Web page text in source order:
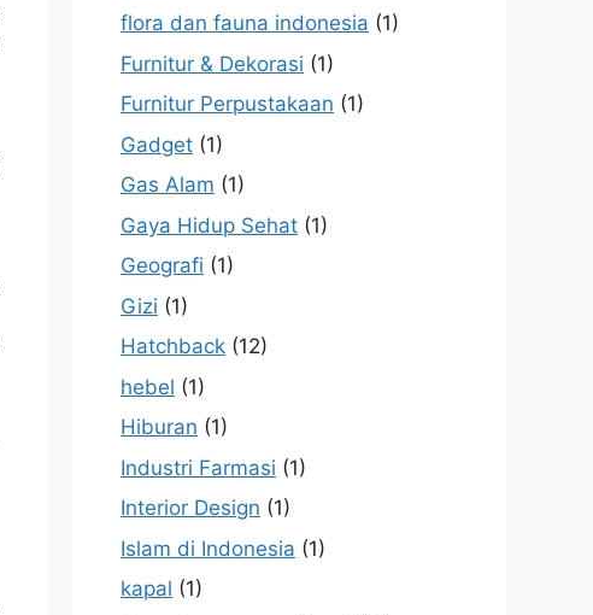
flora dan fauna indonesia (1)
Furnitur & Dekorasi (1)
Furnitur Perpustakaan (1)
Gadget (1)
Gas Alam (1)
Gaya Hidup Sehat (1)
Geografi (1)
Gizi (1)
Hatchback (12)
hebel (1)
Hiburan (1)
Industri Farmasi (1)
Interior Design (1)
Islam di Indonesia (1)
kapal (1)